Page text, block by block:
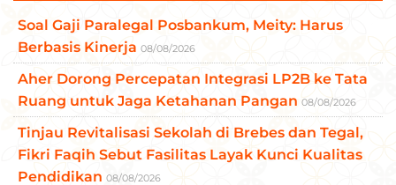
Soal Gaji Paralegal Posbankum, Meity: Harus
Berbasis Kinerja 08/08/2026
Aher Dorong Percepatan Integrasi LP2B ke Tata
Ruang untuk Jaga Ketahanan Pangan 08/08/2026
Tinjau Revitalisasi Sekolah di Brebes dan Tegal,
Fikri Faqih Sebut Fasilitas Layak Kunci Kualitas
Pendidikan 08/08/2026